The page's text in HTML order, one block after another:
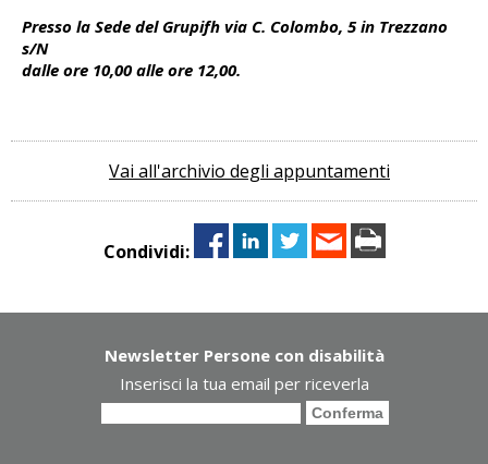
Presso la Sede del Grupifh via C. Colombo, 5 in Trezzano
s/N
dalle ore 10,00 alle ore 12,00.
Vai all'archivio degli appuntamenti
Condividi:
Newsletter Persone con disabilità
Inserisci la tua email per riceverla